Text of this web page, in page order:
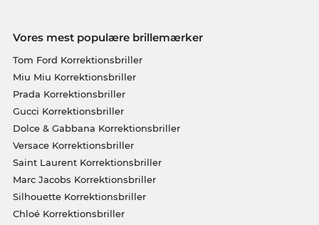
Vores mest populære brillemærker
Tom Ford Korrektionsbriller
Miu Miu Korrektionsbriller
Prada Korrektionsbriller
Gucci Korrektionsbriller
Dolce & Gabbana Korrektionsbriller
Versace Korrektionsbriller
Saint Laurent Korrektionsbriller
Marc Jacobs Korrektionsbriller
Silhouette Korrektionsbriller
Chloé Korrektionsbriller